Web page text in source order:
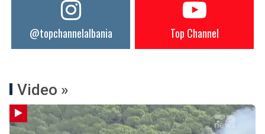
@topchannelalbania Top Channel
Video »